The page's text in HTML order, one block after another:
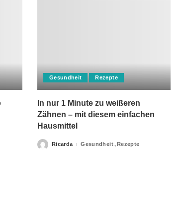
Gesundheit Rezepte
In nur 1 Minute zu weißeren
Zähnen – mit diesem einfachen
Hausmittel
PostedRicarda Gesundheit Rezepte